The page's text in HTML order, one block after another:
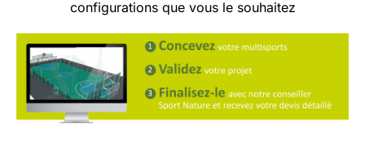
configurations que vous le souhaitez